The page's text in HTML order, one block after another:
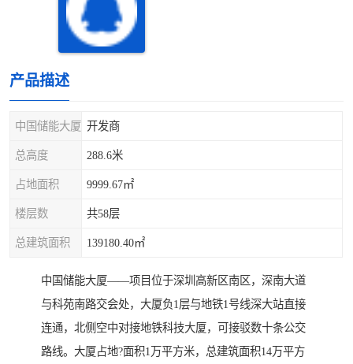
产品描述
中国储能大厦 开发商
总高度 288.6米
占地面积 9999.67㎡
楼层数 共58层
总建筑面积 139180.40㎡
中国储能大厦——项目位于深圳高新区南区，深南大道
与科苑南路交会处，大厦负1层与地铁1号线深大站直接
连通，北侧空中对接地铁科技大厦，可接驳数十条公交
路线。大厦占地?面积1万平方米，总建筑面积14万平方
龙岗区
宝安西乡
光明区
龙华观澜